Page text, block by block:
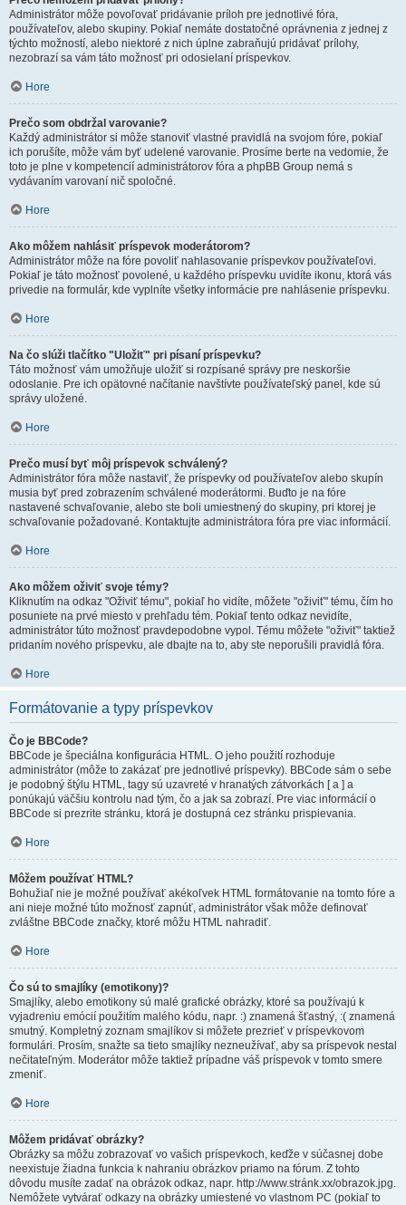
Administrátor môže povoľovať pridávanie príloh pre jednotlivé fóra,
používateľov, alebo skupiny. Pokiaľ nemáte dostatočné oprávnenia z jednej z
týchto možností, alebo niektoré z nich úplne zabraňujú pridávať prílohy,
nezobrazí sa vám táto možnosť pri odosielaní príspevkov.
Hore
Prečo som obdržal varovanie?
Každý administrátor si môže stanoviť vlastné pravidlá na svojom fóre, pokiaľ
ich porušíte, môže vám byť udelené varovanie. Prosíme berte na vedomie, že
toto je plne v kompetencií administrátorov fóra a phpBB Group nemá s
vydávaním varovaní nič spoločné.
Hore
Ako môžem nahlásiť príspevok moderátorom?
Administrátor môže na fóre povoliť nahlasovanie príspevkov používateľovi.
Pokiaľ je táto možnosť povolené, u každého príspevku uvidíte ikonu, ktorá vás
privedie na formulár, kde vyplníte všetky informácie pre nahlásenie príspevku.
Hore
Na čo slúži tlačítko "Uložiť" pri písaní príspevku?
Táto možnosť vám umožňuje uložiť si rozpísané správy pre neskoršie
odoslanie. Pre ich opätovné načítanie navštívte používateľský panel, kde sú
správy uložené.
Hore
Prečo musí byť môj príspevok schválený?
Administrátor fóra môže nastaviť, že príspevky od používateľov alebo skupín
musia byť pred zobrazením schválené moderátormi. Buďto je na fóre
nastavené schvaľovanie, alebo ste boli umiestnený do skupiny, pri ktorej je
schvaľovanie požadované. Kontaktujte administrátora fóra pre viac informácií.
Hore
Ako môžem oživiť svoje témy?
Kliknutím na odkaz "Oživiť tému", pokiaľ ho vidíte, môžete "oživiť" tému, čím ho
posuniete na prvé miesto v prehľadu tém. Pokiaľ tento odkaz nevidíte,
administrátor túto možnosť pravdepodobne vypol. Tému môžete "oživiť" taktiež
pridaním nového príspevku, ale dbajte na to, aby ste neporušili pravidlá fóra.
Hore
Formátovanie a typy príspevkov
Čo je BBCode?
BBCode je špeciálna konfigurácia HTML. O jeho použití rozhoduje
administrátor (môže to zakázať pre jednotlivé príspevky). BBCode sám o sebe
je podobný štýlu HTML, tagy sú uzavreté v hranatých zátvorkách [ a ] a
ponúkajú väčšiu kontrolu nad tým, čo a jak sa zobrazí. Pre viac informácií o
BBCode si prezrite stránku, ktorá je dostupná cez stránku prispievania.
Hore
Môžem používať HTML?
Bohužiaľ nie je možné používať akékoľvek HTML formátovanie na tomto fóre a
ani nieje možné túto možnosť zapnúť, administrátor však môže definovať
zvláštne BBCode značky, ktoré môžu HTML nahradiť.
Hore
Čo sú to smajlíky (emotikony)?
Smajlíky, alebo emotikony sú malé grafické obrázky, ktoré sa používajú k
vyjadreniu emócií použitím malého kódu, napr. :) znamená šťastný, :( znamená
smutný. Kompletný zoznam smajlíkov si môžete prezrieť v príspevkovom
formulári. Prosím, snažte sa tieto smajlíky nezneužívať, aby sa príspevok nestal
nečitateľným. Moderátor môže taktiež prípadne váš príspevok v tomto smere
zmeniť.
Hore
Môžem pridávať obrázky?
Obrázky sa môžu zobrazovať vo vašich príspevkoch, keďže v súčasnej dobe
neexistuje žiadna funkcia k nahraniu obrázkov priamo na fórum. Z tohto
dôvodu musíte zadať na obrázok odkaz, napr. http://www.stránk.xx/obrazok.jpg.
Nemôžete vytvárať odkazy na obrázky umiestené vo vlastnom PC (pokiaľ to